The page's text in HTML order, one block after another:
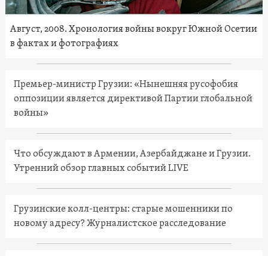
Август, 2008. Хронология войны вокруг Южной Осетии
в фактах и фотографиях
Премьер-министр Грузии: «Нынешняя русофобия
оппозиции является директивой Партии глобальной
войны»
Что обсуждают в Армении, Азербайджане и Грузии.
Утренний обзор главных событий LIVE
Грузинские колл-центры: старые мошенники по
новому адресу? Журналистское расследование